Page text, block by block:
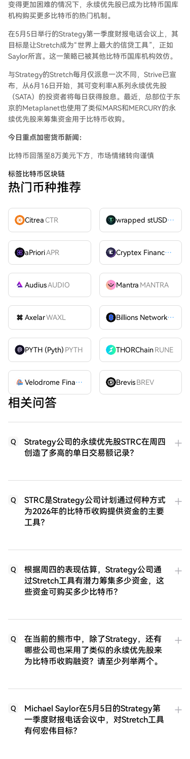
变得更加困难的情况下，永续优先股已成为比特币国库
机构购买更多比特币的热门机制。
在5月5日举行的Strategy第一季度财报电话会议上，其
目标是让Stretch成为“世界上最大的信贷工具”，正如
Saylor所言。这一策略已被其他比特币国库机构效仿。
与Strategy的Stretch每月仅派息一次不同，Strive已宣
布，从6月16日开始，其可变利率A系列永续优先股
（SATA）的投资者将每日获得股息。最近，总部位于东
京的Metaplanet也使用了类似MARS和MERCURY的永
续优先股来筹集资金用于比特币收购。
今日重点加密货币新闻：
比特币回落至8万美元下方，市场情绪转向谨慎
标签比特币区块链
热门币种推荐
CitreaCTR wrapped stUSDT
aPrioriAPR Cryptex FinanceCTX
AudiusAUDIO Mantra MANTRA
AxelarWAXL Billions Network
BILL
PYTH (Pyth) PYTH THORChain RUNE
Velodrome Finance VELODROME
Brevis BREV
相关问答
Q
Strategy公司的永续优先股STRC在周四
创造了多高的单日交易额记录？
Q
STRC是Strategy公司计划通过何种方式
为2026年的比特币收购提供资金的主要
工具？
Q
根据周四的表现估算，Strategy公司通
过Stretch工具有潜力筹集多少资金，这
些资金可购买多少比特币？
Q
在当前的熊市中，除了Strategy，还有
哪些公司也采用了类似的永续优先股来
为比特币收购融资？请至少列举两个。
Q
Michael Saylor在5月5日的Strategy第
一季度财报电话会议中，对Stretch工具
有何宏伟目标？